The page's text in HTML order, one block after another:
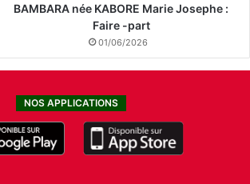
BAMBARA née KABORE Marie Josephe :
Faire -part
01/06/2026
NOS APPLICATIONS